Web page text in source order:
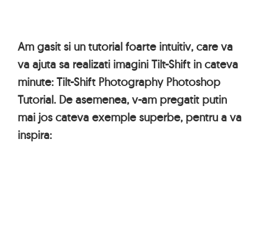
Am gasit si un tutorial foarte intuitiv, care va
va ajuta sa realizati imagini Tilt-Shift in cateva
minute: Tilt-Shift Photography Photoshop
Tutorial. De asemenea, v-am pregatit putin
mai jos cateva exemple superbe, pentru a va
inspira: